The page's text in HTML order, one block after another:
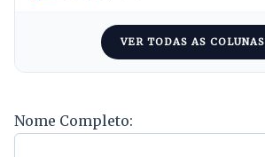
VER TODAS AS COLUNAS
Nome Completo: